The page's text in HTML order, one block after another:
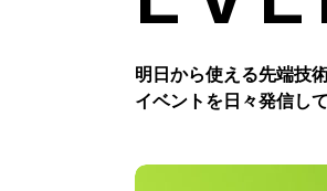
明日から使える先端技
イベントを日々発信し